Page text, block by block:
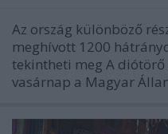
Az ország különböző
meghívott 1200
tekintheti meg A
vasárnap a Magyar